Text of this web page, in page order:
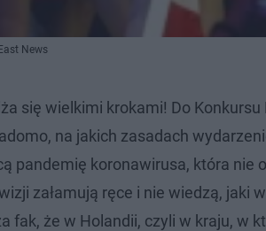
News
się wielkimi krokami! Do
na jakich zasadach
pandemię koronawirusa, która nie
załamują ręce i nie wiedzą,
fak, że w Holandii, czyli w kraju, w